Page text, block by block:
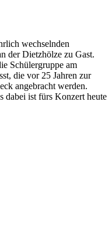
wechselnden
der Dietzhölze zu Gast.
Schülergruppe am
die vor 25 Jahren zur
angebracht werden.
dabei ist fürs Konzert heute